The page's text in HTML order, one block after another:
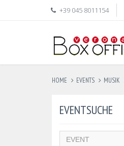
+39 045 8011154
HOME EVENTS MUSIK
EVENTSUCHE